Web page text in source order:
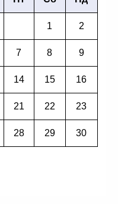
1 2
7 8 9
14 15 16
21 22 23
28 29 30